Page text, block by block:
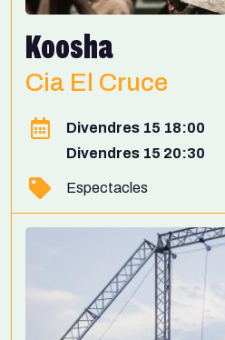
Koosha
Cia El Cruce
Divendres 15 18:00
Divendres 15 20:30
Espectacles